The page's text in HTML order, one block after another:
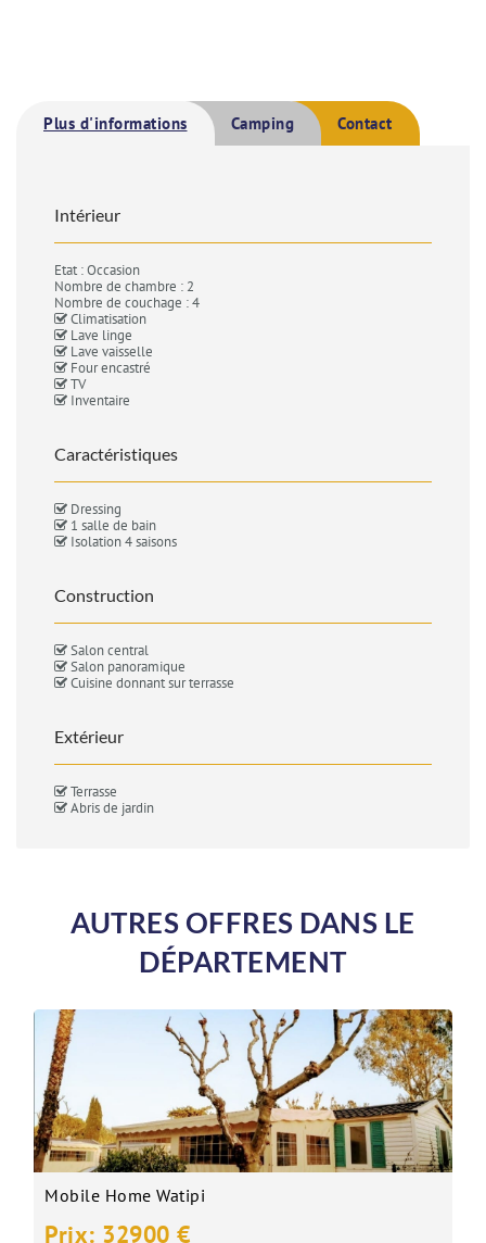
Plus d'informations Camping Contact
Intérieur
Etat : Occasion
Nombre de chambre : 2
Nombre de couchage : 4
Climatisation
Lave linge
Lave vaisselle
Four encastré
TV
Inventaire
Caractéristiques
Dressing
1 salle de bain
Isolation 4 saisons
Construction
Salon central
Salon panoramique
Cuisine donnant sur terrasse
Extérieur
Terrasse
Abris de jardin
AUTRES OFFRES DANS LE
DÉPARTEMENT
Mobile Home Watipi
Prix: 32900 €